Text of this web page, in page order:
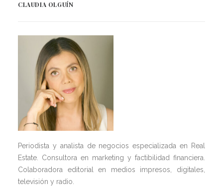
CLAUDIA OLGUÍN
Periodista y analista de negocios especializada en Real
Estate. Consultora en marketing y factibilidad financiera.
Colaboradora editorial en medios impresos, digitales,
televisión y radio.